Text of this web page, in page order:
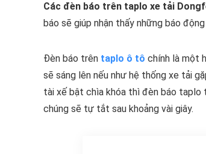
Các đèn báo trên taplo xe tải
báo sẽ giúp nhận thấy những báo
Đèn báo trên taplo ô tô chính là một
sẽ sáng lên nếu như hệ thống xe tải
tài xế bật chìa khóa thì đèn báo taplo
chúng sẽ tự tắt sau khoảng vài giây.